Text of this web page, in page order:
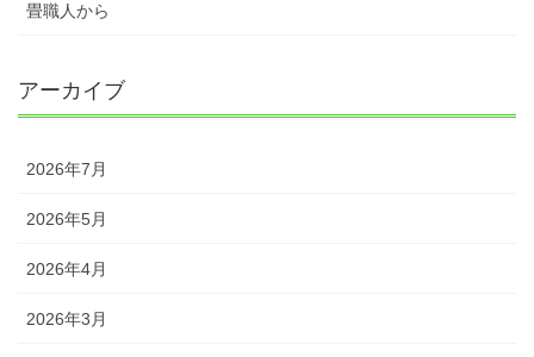
畳職人から
アーカイブ
2026年7月
2026年5月
2026年4月
2026年3月